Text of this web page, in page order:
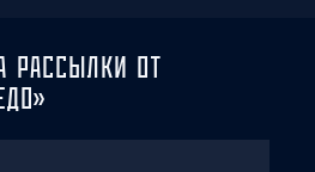
РАССЫЛКИ ОТ